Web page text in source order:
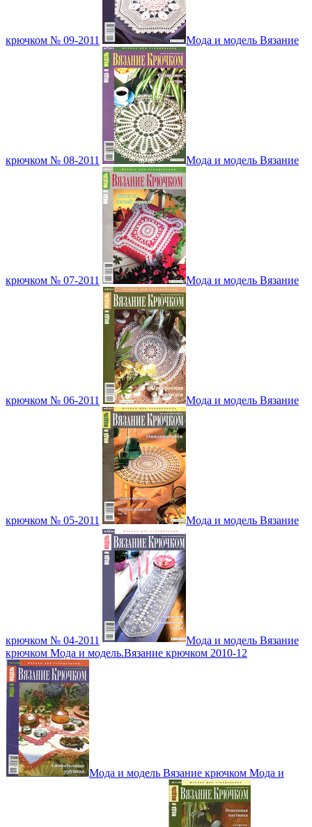
крючком № 09-2011 Мода и модель Вязание
крючком № 08-2011 Мода и модель Вязание
крючком № 07-2011 Мода и модель Вязание
крючком № 06-2011 Мода и модель Вязание
крючком № 05-2011 Мода и модель Вязание
крючком № 04-2011
Мода и модель Вязание
крючком Мода и модель.Вязание крючком 2010-12
Мода и модель Вязание крючком Мода и